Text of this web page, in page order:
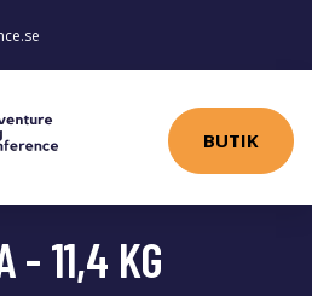
BUTIK
- 11,4 KG